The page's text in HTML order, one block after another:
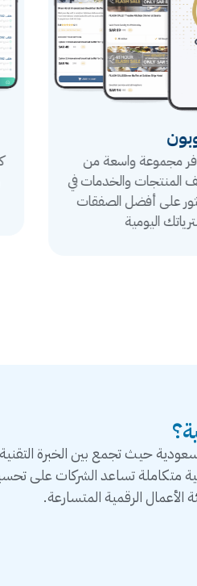
مجموعة واسعة من
والخدمات في
على أفضل الصفقات
اليومية
حيث تجمع بين الخبرة التقنية
متكاملة تساعد الشركات على
الأعمال الرقمية المتسارعة.